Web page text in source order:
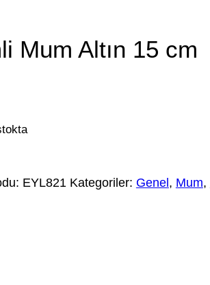
Mum Altın 15 cm
EYL821 Kategoriler: Genel, Mum,